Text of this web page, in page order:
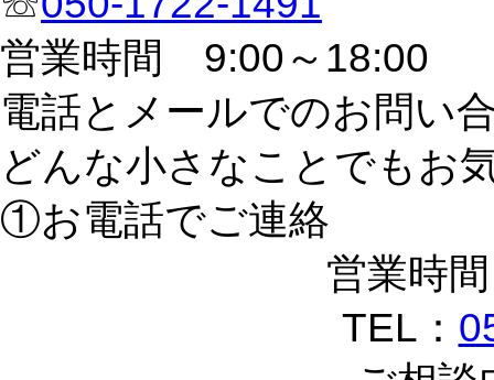
営業時間 9:00～18:00
電話とメールでのお問い
どんな小さなことでもお
①お電話でご連絡
営業時
TEL：